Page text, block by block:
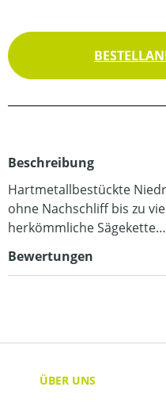
Beschreibung
Hartmetallbestückte
ohne Nachschliff bis zu
herkömmliche Sägekette…
Bewertungen
ÜBER UNS